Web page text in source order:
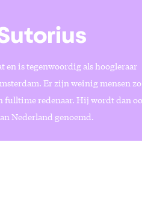
en is tegenwoordig als hoogleraar
Er zijn weinig mensen zo
fulltime redenaar. Hij wordt dan
Nederland genoemd.